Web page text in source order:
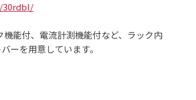
30rdbl/
機能付、電流計測機能付など、ラック内
ーを用意しています。